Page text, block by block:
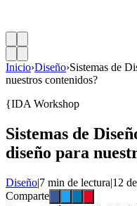
Inicio›Diseño›Sistemas de
nuestros contenidos?
{IDA Workshop
Sistemas de
diseño para
Diseño|7 min de lectura|12
Comparte